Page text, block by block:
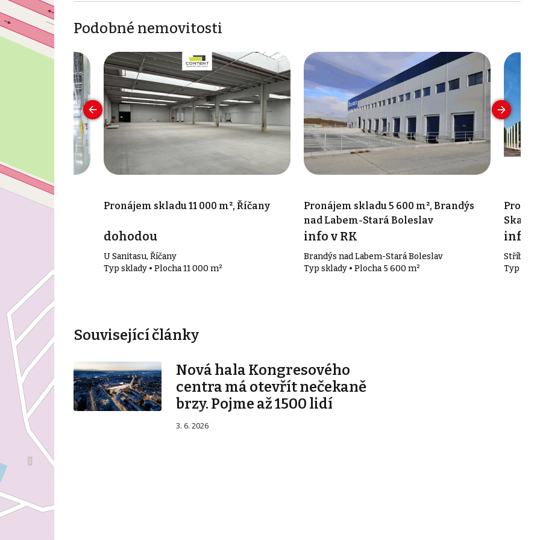
Podobné nemovitosti
m², Nupaky Pronájem skladu 11 000 m², Říčany
dohodou
U Sanitasu, Říčany
Typ sklady • Plocha 11 000 m²
Pronájem skladu 5 600 m², Brandýs
nad Labem-Stará Boleslav
info v RK
Brandýs nad Labem-Stará Boleslav
Typ sklady • Plocha 5 600 m²
info v
Stříbrná
Typ
Související články
Nová hala Kongresového
centra má otevřít nečekaně
brzy. Pojme až 1500 lidí
3. 6. 2026